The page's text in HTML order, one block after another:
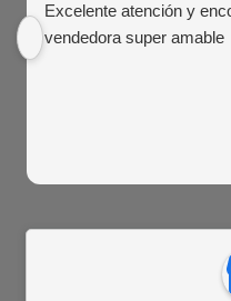
Excelente atención y
vendedora super amable